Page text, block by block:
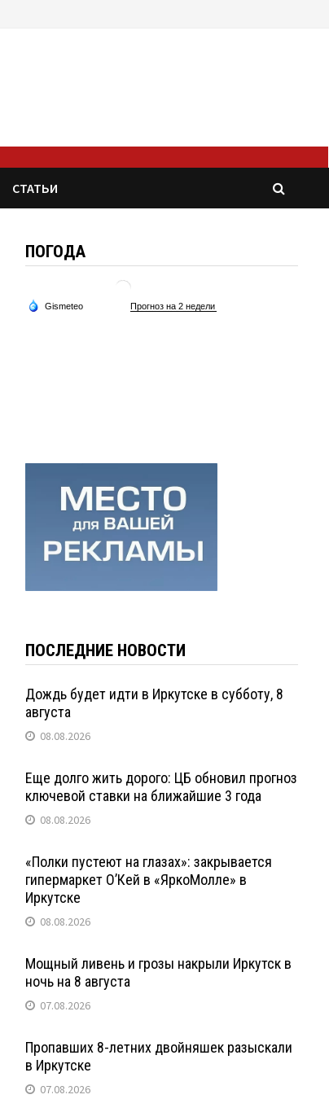
СТАТЬИ
ПОГОДА
ПОСЛЕДНИЕ НОВОСТИ
Дождь будет идти в Иркутске в субботу, 8
августа
08.08.2026
Еще долго жить дорого: ЦБ обновил прогноз
ключевой ставки на ближайшие 3 года
08.08.2026
«Полки пустеют на глазах»: закрывается
гипермаркет О’Кей в «ЯркоМолле» в
Иркутске
08.08.2026
Мощный ливень и грозы накрыли Иркутск в
ночь на 8 августа
07.08.2026
Пропавших 8-летних двойняшек разыскали
в Иркутске
07.08.2026